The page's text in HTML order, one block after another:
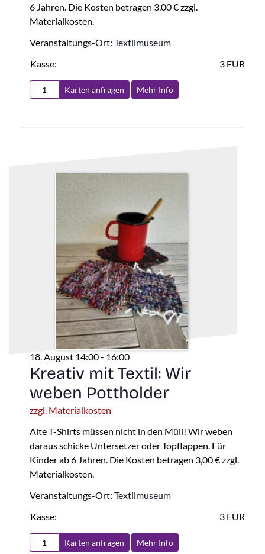
6 Jahren. Die Kosten betragen 3,00 € zzgl.
Materialkosten.
Veranstaltungs-Ort: Textilmuseum
Kasse:
3 EUR
Karten anfragen Mehr Info
18. August 14:00- 16:00
Kreativ mit Textil: Wir
weben Pottholder
zzgl. Materialkosten
Alte T-Shirts müssen nicht in den Müll! Wir weben
daraus schicke Untersetzer oder Topflappen. Für
Kinder ab 6 Jahren. Die Kosten betragen 3,00 € zzgl.
Materialkosten.
Veranstaltungs-Ort: Textilmuseum
Kasse:
3 EUR
Karten anfragen Mehr Info